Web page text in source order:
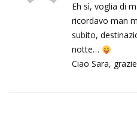
Eh sì, voglia di
ricordavo man
subito,
notte…
Ciao Sara,